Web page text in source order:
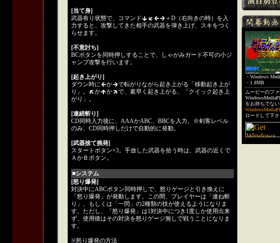
[当て身]
武器有り状態で、コマンド
＋D（右向きの時）を入
力すると、攻撃してきた相手の武器を弾き上げ、スキをつく
らせます。
[不意討ち]
BCボタンを同時押しすることで、しゃがみガード不可の小ジ
ャンプ攻撃を行います。
[起き上がり]
ダウン時に
か
で転がりながら起き上がる「移動起き上が
り」。
か か
で、素早く起き上がる、「クイック起き上
がり」。
[連続斬り]
CD同時入力後に、AAAかABC、BBCを入力。※剣客レベル
のみ、CD同時押しだけで自動的に発動。
[武器捨て挑発]
スタートボタン×3。手放した武器を拾う時は、武器の近くで
ＡかＢボタン。
■システム
[怒り爆発]
対決中にABCボタン同時押しで、怒りゲージと引き換えに
「怒り爆発」が発動します。この間、プレイヤーは「連ね斬
り」、もしくは「一閃」の2種類の技が使えるようになりま
す。ただし、「怒り爆発」は1対決中につき1度しか使用出来
ず、使用後はその対決を怒りゲージ無しで戦うことになりま
す。
※怒り爆発の方法
・Windows
・1.8MB
ムービーのフ
をお持ちでな
ロードして下